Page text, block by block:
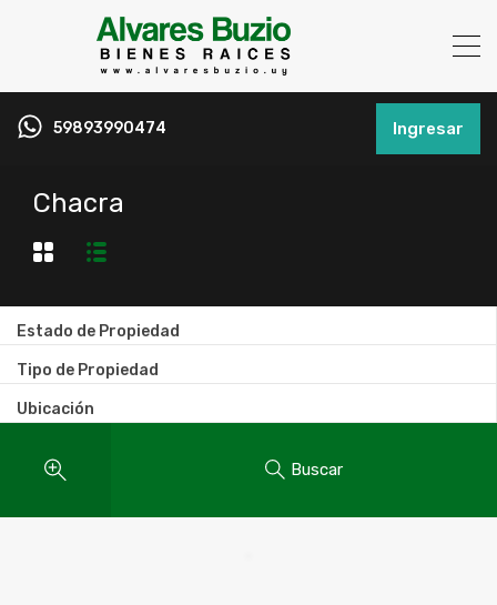
59893990474 Ingresar
Chacra
Estado de Propiedad
Tipo de Propiedad
Ubicación
Buscar